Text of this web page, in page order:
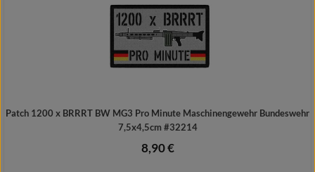
Patch 1200 x BRRRT BW MG3 Pro Minute Maschinengewehr Bundeswehr
7,5x4,5cm #32214
Regulärer Preis:
8,90 €